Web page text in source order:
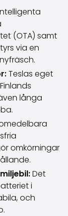
(OTA) samt
via en
Teslas eget
långa
omkörningar
Det
i
och